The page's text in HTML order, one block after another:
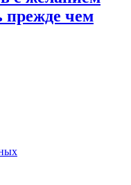
прежде чем